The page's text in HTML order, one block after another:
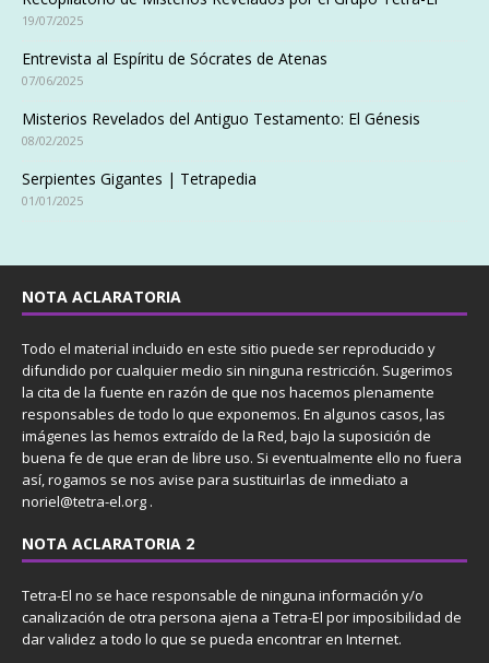
19/07/2025
Entrevista al Espíritu de Sócrates de Atenas
07/06/2025
Misterios Revelados del Antiguo Testamento: El Génesis
08/02/2025
Serpientes Gigantes | Tetrapedia
01/01/2025
NOTA ACLARATORIA
Todo el material incluido en este sitio puede ser reproducido y
difundido por cualquier medio sin ninguna restricción. Sugerimos
la cita de la fuente en razón de que nos hacemos plenamente
responsables de todo lo que exponemos. En algunos casos, las
imágenes las hemos extraído de la Red, bajo la suposición de
buena fe de que eran de libre uso. Si eventualmente ello no fuera
así, rogamos se nos avise para sustituirlas de inmediato a
noriel@tetra-el.org .
NOTA ACLARATORIA 2
Tetra-El no se hace responsable de ninguna información y/o
canalización de otra persona ajena a Tetra-El por imposibilidad de
dar validez a todo lo que se pueda encontrar en Internet.